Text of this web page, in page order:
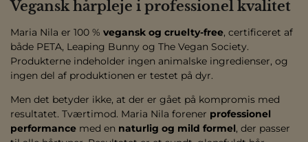
Vegansk hårpleje i professionel kvalitet
Maria Nila er 100 % vegansk og cruelty-free, certificeret af
både PETA, Leaping Bunny og The Vegan Society.
Produkterne indeholder ingen animalske ingredienser, og
ingen del af produktionen er testet på dyr.
Men det betyder ikke, at der er gået på kompromis med
resultatet. Tværtimod. Maria Nila forener professionel
performance med en naturlig og mild formel, der passer